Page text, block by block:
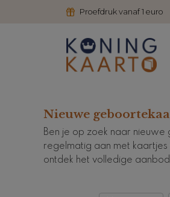
Proefdruk vanaf 1 euro
Nieuwe
Ben je op zoek naar
regelmatig aan met kaartjes
ontdek het volledige